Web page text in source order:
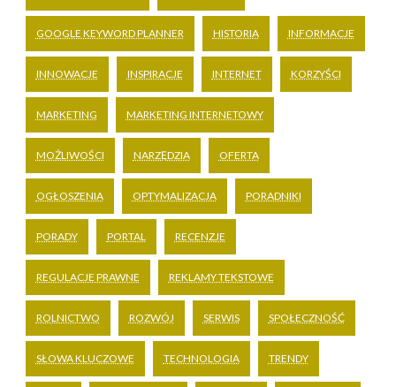
GOOGLE KEYWORD PLANNER HISTORIA INFORMACJE
INNOWACJE INSPIRACJE INTERNET KORZYŚCI
MARKETING MARKETING INTERNETOWY
MOŻLIWOŚCI NARZĘDZIA OFERTA
OGŁOSZENIA OPTYMALIZACJA PORADNIKI
PORADY PORTAL RECENZJE
REGULACJE PRAWNE REKLAMY TEKSTOWE
ROLNICTWO ROZWÓJ SERWIS SPOŁECZNOŚĆ
SŁOWA KLUCZOWE TECHNOLOGIA TRENDY